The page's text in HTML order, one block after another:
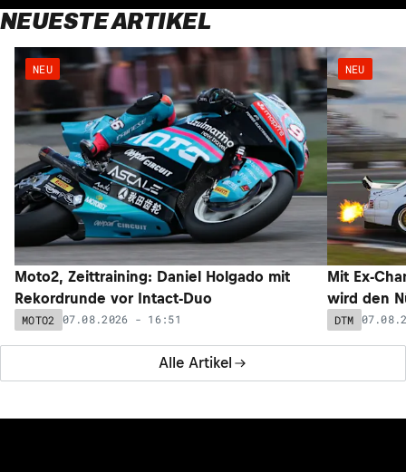
NEUESTE ARTIKEL
Alle Artikel
NEU
Moto2, Zeittraining: Daniel Holgado mit
Rekordrunde vor Intact-Duo
MOTO2 07.08.2026 - 16:51
NEU
Mit Ex-
wird den
DTM